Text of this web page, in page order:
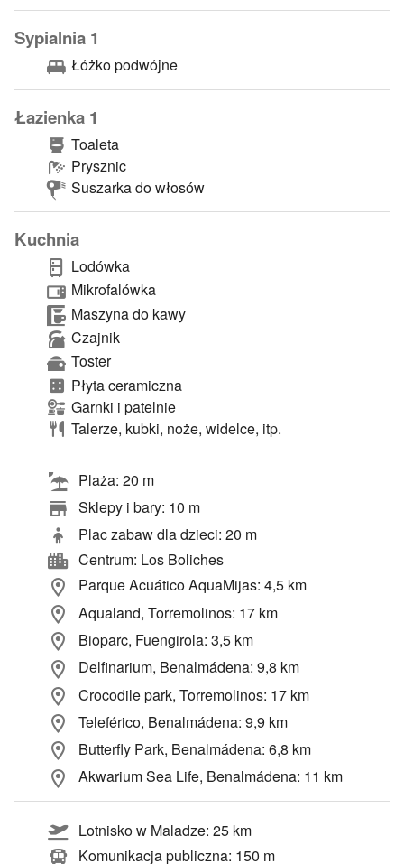
Sypialnia 1
Łóżko podwójne
Łazienka 1
Toaleta
Prysznic
Suszarka do włosów
Kuchnia
Lodówka
Mikrofalówka
Maszyna do kawy
Czajnik
Toster
Płyta ceramiczna
Garnki i patelnie
Talerze, kubki, noże, widelce, itp.
Plaża: 20 m
Sklepy i bary: 10 m
Plac zabaw dla dzieci: 20 m
Centrum: Los Boliches
Parque Acuático AquaMijas: 4,5 km
Aqualand, Torremolinos: 17 km
Bioparc, Fuengirola: 3,5 km
Delfinarium, Benalmádena: 9,8 km
Crocodile park, Torremolinos: 17 km
Teleférico, Benalmádena: 9,9 km
Butterfly Park, Benalmádena: 6,8 km
Akwarium Sea Life, Benalmádena: 11 km
Lotnisko w Maladze: 25 km
Komunikacja publiczna: 150 m